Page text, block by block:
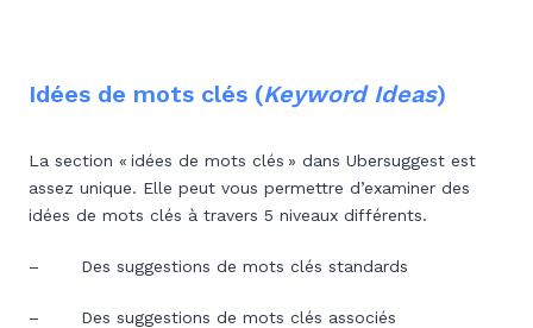
Idées de mots clés (Keyword Ideas)
La section « idées de mots clés » dans Ubersuggest est
assez unique. Elle peut vous permettre d’examiner des
idées de mots clés à travers 5 niveaux différents.
– Des suggestions de mots clés standards
– Des suggestions de mots clés associés